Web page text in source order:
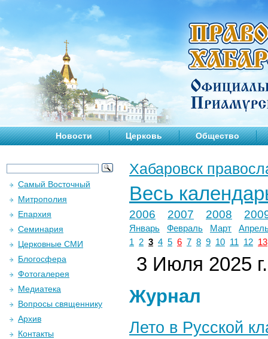
Новости Церковь Общество
Хабаровск
Весь
2006 2007 2008
Январь Февраль Март
1
2 3 4 5 6 7 8 9 10 11 12 13
3 Июля 2025 г.
Журнал
Лето в Русской
Самый Восточный
Митрополия
Епархия
Семинария
Церковные СМИ
Блогосфера
Фотогалерея
Медиатека
Вопросы священнику
Архив
Контакты